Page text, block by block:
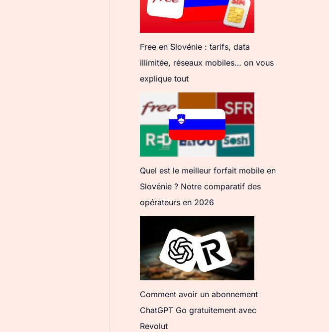
Free en Slovénie : tarifs, data
illimitée, réseaux mobiles… on vous
explique tout
Quel est le meilleur forfait mobile en
Slovénie ? Notre comparatif des
opérateurs en 2026
Comment avoir un abonnement
ChatGPT Go gratuitement avec
Revolut